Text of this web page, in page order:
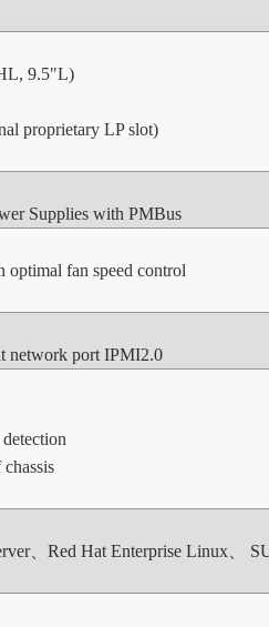
9.5"L)
proprietary LP slot)
Supplies with PMBus
fan speed control
network port IPMI2.0
、Red Hat Enterprise Linux、